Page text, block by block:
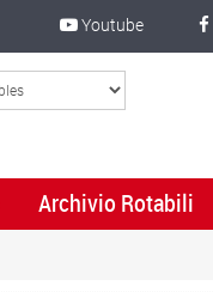
Youtube
Archivio Rotabili